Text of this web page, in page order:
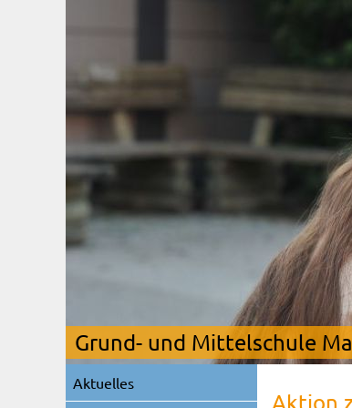
Grund- und Mittelschule
Aktion
Navigation
überspringen
Aktuelles